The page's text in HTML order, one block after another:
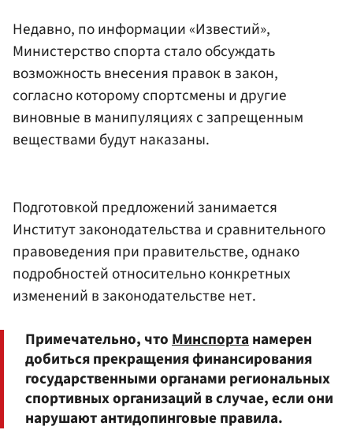
Недавно, по информации «Известий»,
Министерство спорта стало обсуждать
возможность внесения правок в закон,
согласно которому спортсмены и другие
виновные в манипуляциях с запрещенным
веществами будут наказаны.
Подготовкой предложений занимается
Институт законодательства и сравнительного
правоведения при правительстве, однако
подробностей относительно конкретных
изменений в законодательстве нет.
Примечательно, чтоМинспортанамерен
добиться прекращения финансирования
государственными органами региональных
спортивных организаций в случае, если они
нарушают антидопинговые правила.